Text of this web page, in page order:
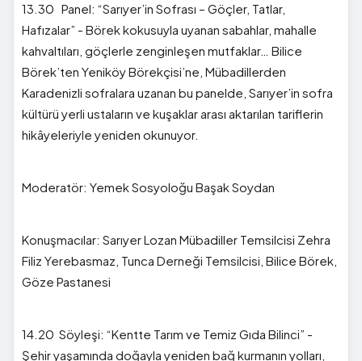
13.30 Panel: “Sarıyer’in Sofrası – Göçler, Tatlar,
Hafızalar” - Börek kokusuyla uyanan sabahlar, mahalle
kahvaltıları, göçlerle zenginleşen mutfaklar… Bilice
Börek’ten Yeniköy Börekçisi’ne, Mübadillerden
Karadenizli sofralara uzanan bu panelde, Sarıyer’in sofra
kültürü yerli ustaların ve kuşaklar arası aktarılan tariflerin
hikâyeleriyle yeniden okunuyor.
Moderatör: Yemek Sosyoloğu Başak Soydan
Konuşmacılar: Sarıyer Lozan Mübadiller Temsilcisi Zehra
Filiz Yerebasmaz, Tunca Derneği Temsilcisi, Bilice Börek,
Göze Pastanesi
14.20 Söyleşi: “Kentte Tarım ve Temiz Gıda Bilinci” -
Şehir yaşamında doğayla yeniden bağ kurmanın yolları,